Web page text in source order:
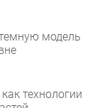
модель
технологии